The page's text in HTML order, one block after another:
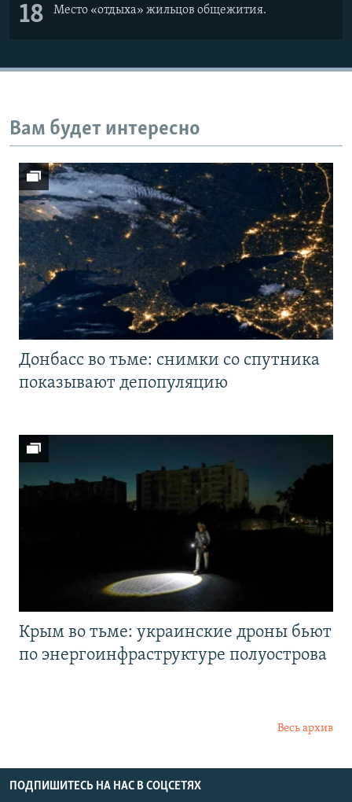
18 Место «отдыха» жильцов общежития.
Вам будет интересно
Донбасс во тьме: снимки со спутника
показывают депопуляцию
Крым во тьме: украинские дроны бьют
по энергоинфраструктуре полуострова
Весь архив
ПОДПИШИТЕСЬ НА НАС В СОЦСЕТЯХ